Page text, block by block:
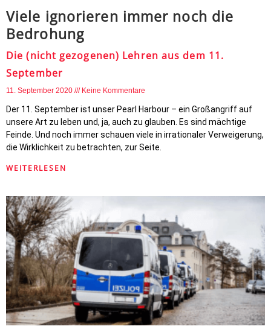
Viele ignorieren immer noch die
Bedrohung
Die (nicht gezogenen) Lehren aus dem 11.
September
11. September 2020 Keine Kommentare
Der 11. September ist unser Pearl Harbour – ein Großangriff auf
unsere Art zu leben und, ja, auch zu glauben. Es sind mächtige
Feinde. Und noch immer schauen viele in irrationaler Verweigerung,
die Wirklichkeit zu betrachten, zur Seite.
WEITERLESEN